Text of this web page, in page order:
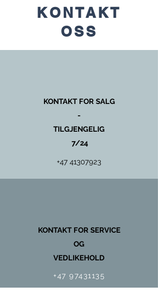
KONTAKT
OSS
KONTAKT FOR SALG
-
TILGJENGELIG
7/24
+47 41307923
KONTAKT FOR SERVICE
OG
VEDLIKEHOLD
+47 97431135